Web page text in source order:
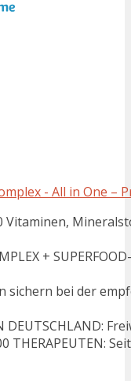
- All in One –
Vitaminen,
+
sichern bei der
DEUTSCHLAND:
THERAPEUTEN: